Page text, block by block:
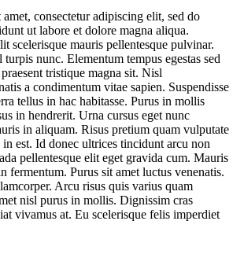
consectetur adipiscing elit, sed do
ut labore et dolore magna aliqua.
scelerisque mauris pellentesque pulvinar.
nunc. Elementum tempus egestas sed
tristique magna sit. Nisl
a condimentum vitae sapien. Suspendisse
tellus in hac habitasse. Purus in mollis
in hendrerit. Urna cursus eget nunc
in aliquam. Risus pretium quam vulputate
in est. Id donec ultrices tincidunt arcu non
pellentesque elit eget gravida cum. Mauris
fermentum. Purus sit amet luctus venenatis.
Arcu risus quis varius quam
nisl purus in mollis. Dignissim cras
vivamus at. Eu scelerisque felis imperdiet